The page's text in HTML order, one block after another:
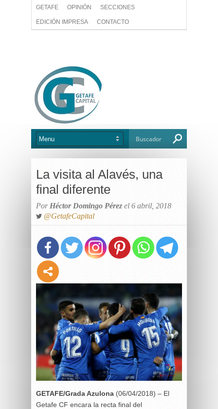
GETAFE OPINIÓN SECCIONES
EDICIÓN IMPRESA CONTACTO
La visita al Alavés, una
final diferente
Por Héctor Domingo Pérez el 6 abril, 2018
@GetafeCapital
GETAFE/Grada Azulona (06/04/2018) – El
Getafe CF encara la recta final del